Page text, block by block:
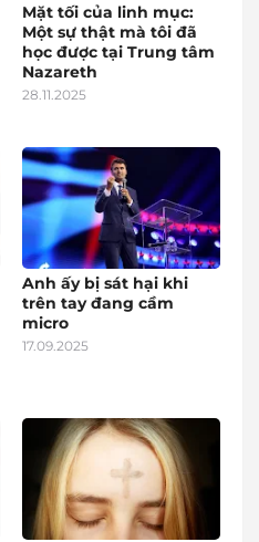
Mặt tối của linh mục:
Một sự thật mà tôi đã
học được tại Trung tâm
Nazareth
28.11.2025
Anh ấy bị sát hại khi
trên tay đang cầm
micro
17.09.2025